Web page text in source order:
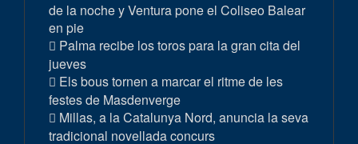
de la noche y Ventura pone el Coliseo Balear
en pie
Palma recibe los toros para la gran cita del
jueves
Els bous tornen a marcar el ritme de les
festes de Masdenverge
Millas, a la Catalunya Nord, anuncia la seva
tradicional novellada concurs